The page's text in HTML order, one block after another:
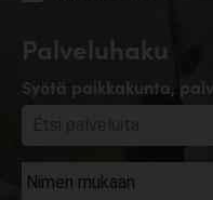
Palveluhaku
Syötä paikkakunta,